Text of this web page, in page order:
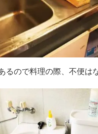
るので料理の際、不便は